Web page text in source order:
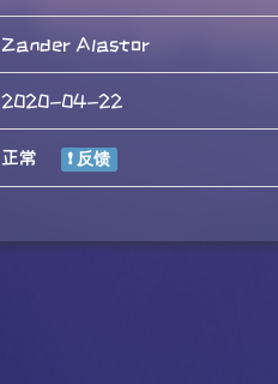
Zander Alastor
2020-04-22
正常